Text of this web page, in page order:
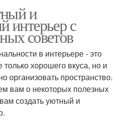
Светильники для
украшения
и
интерьер с
советов
в интерьере - это
только хорошего вкуса, но и
организовать пространство.
вам о некоторых полезных
создать уютный и